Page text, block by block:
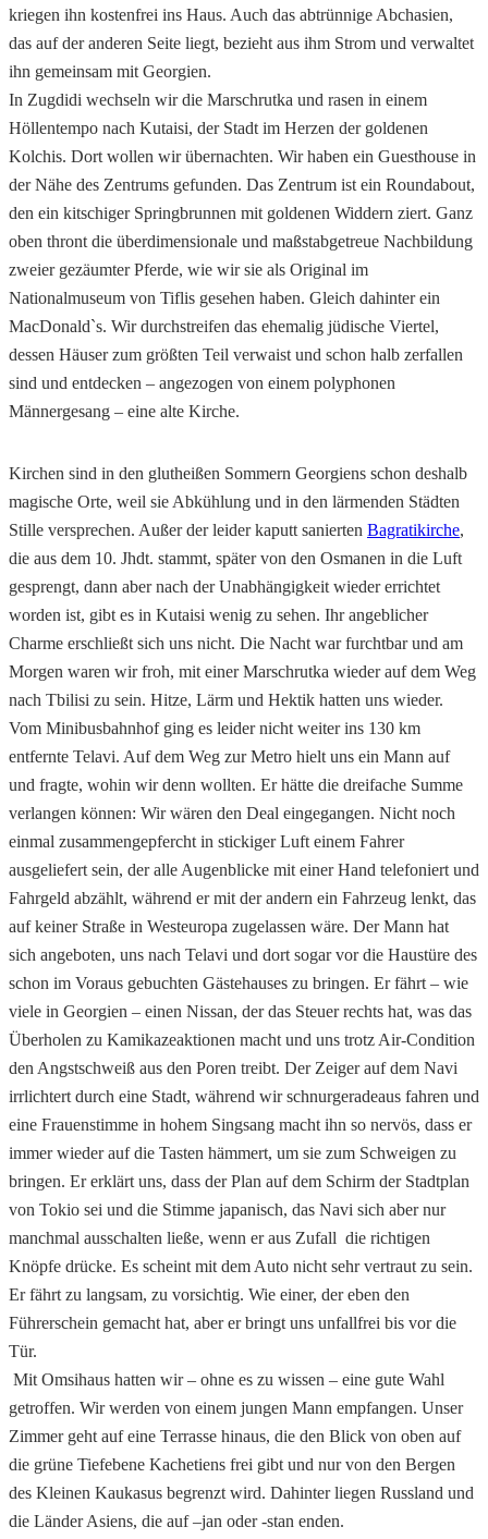
kriegen ihn kostenfrei ins Haus. Auch das abtrünnige Abchasien,
das auf der anderen Seite liegt, bezieht aus ihm Strom und verwaltet
ihn gemeinsam mit Georgien.
In Zugdidi wechseln wir die Marschrutka und rasen in einem
Höllentempo nach Kutaisi, der Stadt im Herzen der goldenen
Kolchis. Dort wollen wir übernachten. Wir haben ein Guesthouse in
der Nähe des Zentrums gefunden. Das Zentrum ist ein Roundabout,
den ein kitschiger Springbrunnen mit goldenen Widdern ziert. Ganz
oben thront die überdimensionale und maßstabgetreue Nachbildung
zweier gezäumter Pferde, wie wir sie als Original im
Nationalmuseum von Tiflis gesehen haben. Gleich dahinter ein
MacDonald`s. Wir durchstreifen das ehemalig jüdische Viertel,
dessen Häuser zum größten Teil verwaist und schon halb zerfallen
sind und entdecken – angezogen von einem polyphonen
Männergesang – eine alte Kirche.
Kirchen sind in den glutheißen Sommern Georgiens schon deshalb
magische Orte, weil sie Abkühlung und in den lärmenden Städten
Stille versprechen. Außer der leider kaputt sanierten Bagratikirche,
die aus dem 10. Jhdt. stammt, später von den Osmanen in die Luft
gesprengt, dann aber nach der Unabhängigkeit wieder errichtet
worden ist, gibt es in Kutaisi wenig zu sehen. Ihr angeblicher
Charme erschließt sich uns nicht. Die Nacht war furchtbar und am
Morgen waren wir froh, mit einer Marschrutka wieder auf dem Weg
nach Tbilisi zu sein. Hitze, Lärm und Hektik hatten uns wieder.
Vom Minibusbahnhof ging es leider nicht weiter ins 130 km
entfernte Telavi. Auf dem Weg zur Metro hielt uns ein Mann auf
und fragte, wohin wir denn wollten. Er hätte die dreifache Summe
verlangen können: Wir wären den Deal eingegangen. Nicht noch
einmal zusammengepfercht in stickiger Luft einem Fahrer
ausgeliefert sein, der alle Augenblicke mit einer Hand telefoniert und
Fahrgeld abzählt, während er mit der andern ein Fahrzeug lenkt, das
auf keiner Straße in Westeuropa zugelassen wäre. Der Mann hat
sich angeboten, uns nach Telavi und dort sogar vor die Haustüre des
schon im Voraus gebuchten Gästehauses zu bringen. Er fährt – wie
viele in Georgien – einen Nissan, der das Steuer rechts hat, was das
Überholen zu Kamikazeaktionen macht und uns trotz Air-Condition
den Angstschweiß aus den Poren treibt. Der Zeiger auf dem Navi
irrlichtert durch eine Stadt, während wir schnurgeradeaus fahren und
eine Frauenstimme in hohem Singsang macht ihn so nervös, dass er
immer wieder auf die Tasten hämmert, um sie zum Schweigen zu
bringen. Er erklärt uns, dass der Plan auf dem Schirm der Stadtplan
von Tokio sei und die Stimme japanisch, das Navi sich aber nur
manchmal ausschalten ließe, wenn er aus Zufall die richtigen
Knöpfe drücke. Es scheint mit dem Auto nicht sehr vertraut zu sein.
Er fährt zu langsam, zu vorsichtig. Wie einer, der eben den
Führerschein gemacht hat, aber er bringt uns unfallfrei bis vor die
Tür.
Mit Omsihaus hatten wir – ohne es zu wissen – eine gute Wahl
getroffen. Wir werden von einem jungen Mann empfangen. Unser
Zimmer geht auf eine Terrasse hinaus, die den Blick von oben auf
die grüne Tiefebene Kachetiens frei gibt und nur von den Bergen
des Kleinen Kaukasus begrenzt wird. Dahinter liegen Russland und
die Länder Asiens, die auf –jan oder -stan enden.